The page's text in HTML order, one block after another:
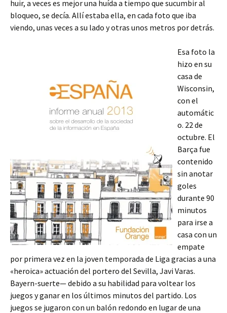
huir, a veces es mejor una huída a tiempo que sucumbir al
bloqueo, se decía. Allí estaba ella, en cada foto que iba
viendo, unas veces a su lado y otras unos metros por detrás.
Esa foto la
hizo en su
casa de
Wisconsin,
con el
automátic
o. 22 de
octubre. El
Barça fue
contenido
sin anotar
goles
durante 90
minutos
para irse a
casa con un
empate
por primera vez en la joven temporada de Liga gracias a una
«heroica» actuación del portero del Sevilla, Javi Varas.
Bayern-suerte— debido a su habilidad para voltear los
juegos y ganar en los últimos minutos del partido. Los
juegos se jugaron con un balón redondo en lugar de una